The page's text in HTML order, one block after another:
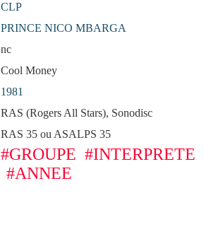
CLP
PRINCE NICO MBARGA
nc
Cool Money
1981
RAS (Rogers All Stars), Sonodisc
RAS 35 ou ASALPS 35
#GROUPE #INTERPRETE
#ANNEE